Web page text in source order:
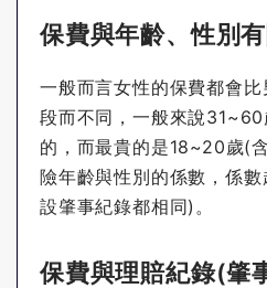
保費與年齡、性別
一般而言女性的保費都會
段而不同，一般來說
的，而最貴的是18~20歲(
險年齡與性別的係數，係
設肇事紀錄都相同)。
保費與理賠紀錄(肇